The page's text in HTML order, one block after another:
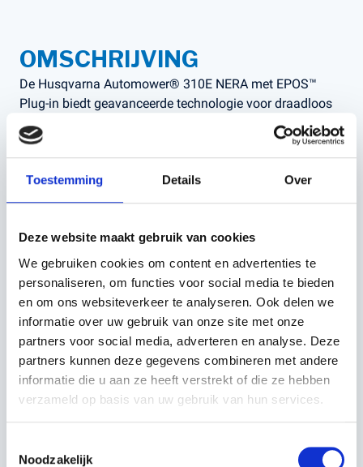
Toestemming Details Over
Deze website maakt gebruik van cookies
We gebruiken cookies om content en advertenties te
personaliseren, om functies voor social media te bieden
en om ons websiteverkeer te analyseren. Ook delen we
informatie over uw gebruik van onze site met onze
partners voor social media, adverteren en analyse. Deze
partners kunnen deze gegevens combineren met andere
informatie die u aan ze heeft verstrekt of die ze hebben
verzameld op basis van uw gebruik van hun services.
Noodzakelijk
OMSCHRIJVING
De Husqvarna Automower® 310E NERA met EPOS™
Plug-in biedt geavanceerde technologie voor draadloos
en efficiënt grasmaaien. Dit model is ideaal voor tuinen
tot 1000 m², met veelzijdige functies die het maaien
gemakkelijker maken.
Belangrijkste voordelen:
EPOS™ Technologie:
nauwkeurigheid van 2-3 cm, zonder de noodzaak van
fysieke begrenzingsdraden.
EdgeCut functie:Vermindert de behoefte aan
handmatig trimmen door grasranden efficiënt te
maaien.
Automower® Connect-app:Volledige controle over
de maaier via de app, inclusief instellingen voor
werkgebieden en tijdelijke uitsluitzones.
Objectdetectie en -vermijding:Vermijdt obstakels